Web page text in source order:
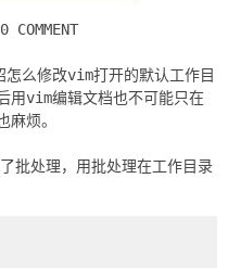
0 COMMENT
么修改vim打开的默认工作目
用vim编辑文档也不可能只在
烦。
处理，用批处理在工作目录